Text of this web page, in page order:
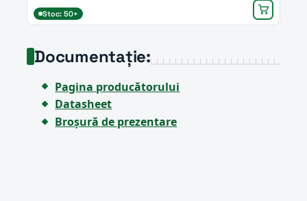
Stoc: 50+
Documentație:
Pagina producătorului
Datasheet
Broșură de prezentare